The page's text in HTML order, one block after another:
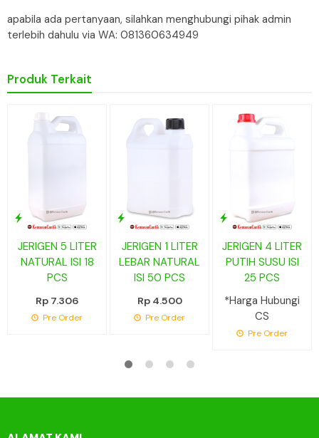
apabila ada pertanyaan, silahkan menghubungi pihak admin
terlebih dahulu via WA: 081360634949
Produk Terkait
JERIGEN 5 LITER
NATURAL ISI 18
PCS
Rp 7.306
Pre Order
JERIGEN 1 LITER
LEBAR NATURAL
ISI 50 PCS
Rp 4.500
Pre Order
JERIGEN 4 LITER
PUTIH SUSU ISI
25 PCS
*Harga Hubungi
CS
Pre Order